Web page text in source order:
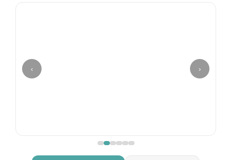
MIROIR PAROI DE DOUCHE
‹ ›